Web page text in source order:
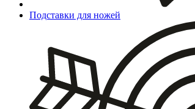
Подставки для ножей